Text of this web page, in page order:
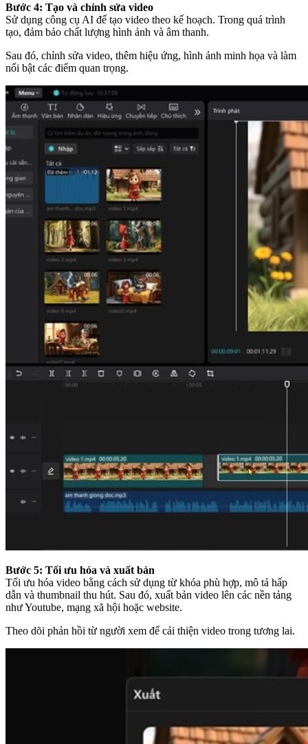
Bước 4: Tạo và chỉnh sửa video
Sử dụng công cụ AI để tạo video theo kế hoạch. Trong quá trình
tạo, đảm bảo chất lượng hình ảnh và âm thanh.
Sau đó, chỉnh sửa video, thêm hiệu ứng, hình ảnh minh họa và làm
nổi bật các điểm quan trọng.
Bước 5: Tối ưu hóa và xuất bản
Tối ưu hóa video bằng cách sử dụng từ khóa phù hợp, mô tả hấp
dẫn và thumbnail thu hút. Sau đó, xuất bản video lên các nền tảng
như Youtube, mạng xã hội hoặc website.
Theo dõi phản hồi từ người xem để cải thiện video trong tương lai.